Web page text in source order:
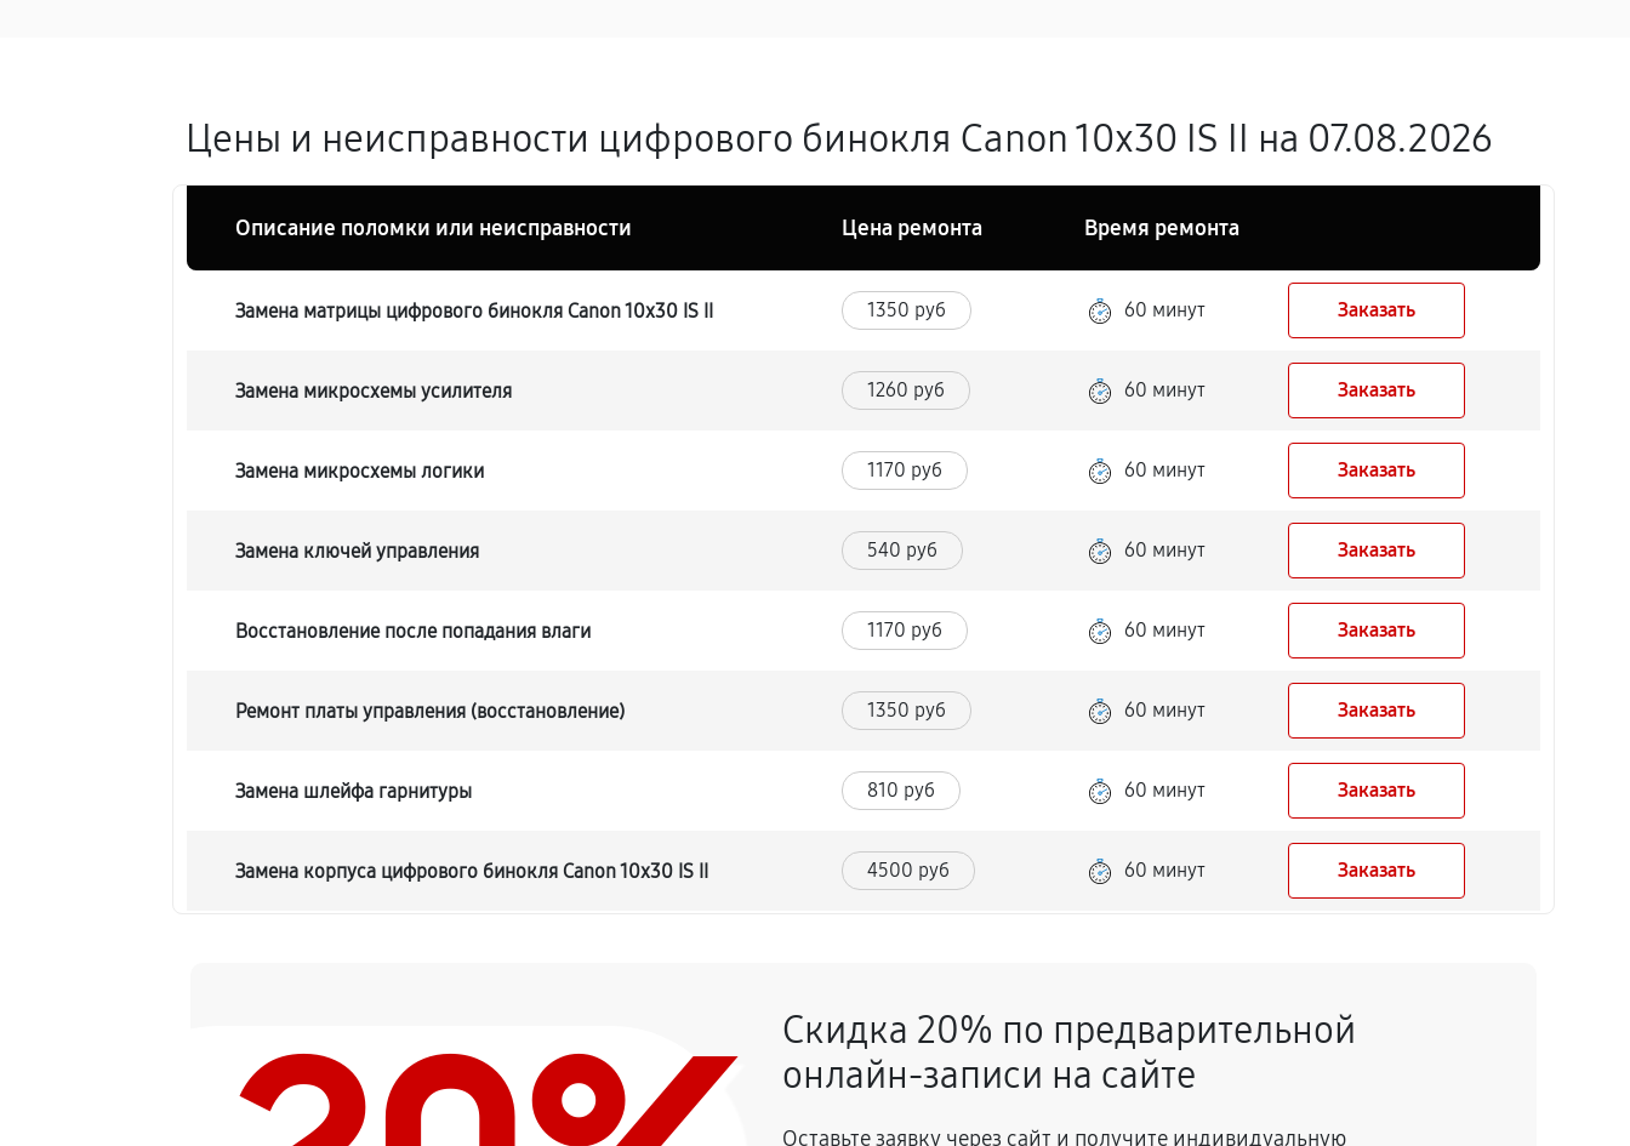
Цены и неисправности цифрового бинокля Canon 10x30 IS II на 07.08.2026
Описание поломки или неисправности Цена ремонта Время ремонта
Замена матрицы цифрового бинокля Canon 10x30 IS II 1350 руб 60 минут Заказать
Замена микросхемы усилителя 1260 руб 60 минут Заказать
Замена микросхемы логики 1170 руб 60 минут Заказать
Замена ключей управления 540 руб 60 минут Заказать
Восстановление после попадания влаги 1170 руб 60 минут Заказать
Ремонт платы управления (восстановление) 1350 руб 60 минут Заказать
Замена шлейфа гарнитуры 810 руб 60 минут Заказать
Замена корпуса цифрового бинокля Canon 10x30 IS II 4500 руб 60 минут Заказать
1080 руб 60 минут Заказать
Замена USB порта цифрового бинокля Canon 10x30 IS II
Скидка 20% по предварительной
онлайн-записи на сайте
Оставьте заявку через сайт и получите индивидуальную